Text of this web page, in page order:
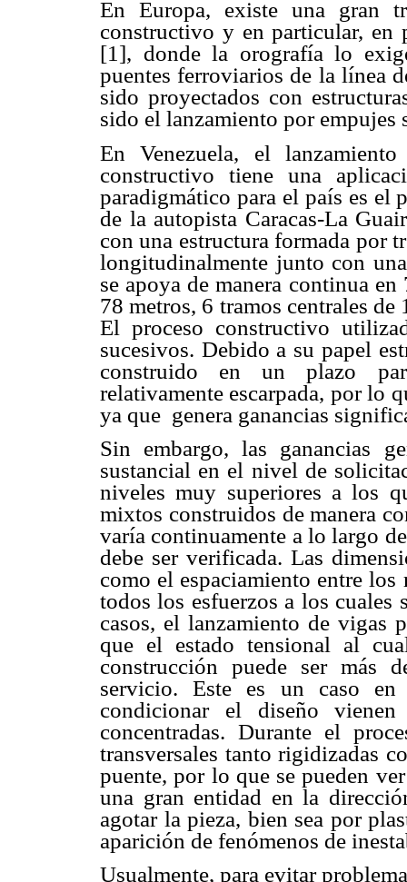
En Europa, existe una gran
constructivo y en particular, en
[1], donde la orografía lo
puentes ferroviarios de la línea
sido proyectados con
sido el lanzamiento por empujes
En Venezuela, el
constructivo tiene una
paradigmático para el país es el
de la autopista Caracas-La
con una estructura formada por
longitudinalmente junto con
se apoya de manera continua
78 metros, 6 tramos centrales
El proceso constructivo
sucesivos. Debido a su papel
construido en un plazo
relativamente escarpada, por lo
ya que genera ganancias
Sin embargo, las ganancias
sustancial en el nivel de
niveles muy superiores a los
mixtos construidos de manera
varía continuamente a lo largo
debe ser verificada. Las
como el espaciamiento entre
todos los esfuerzos a los cuales
casos, el lanzamiento de vigas
que el estado tensional al
construcción puede ser más
servicio. Este es un caso
condicionar el diseño
concentradas. Durante el
transversales tanto rigidizadas
puente, por lo que se pueden
una gran entidad en la
agotar la pieza, bien sea por
aparición de fenómenos de
Usualmente, para evitar